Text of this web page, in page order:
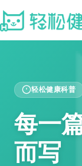
轻松健康科普
每一
而写